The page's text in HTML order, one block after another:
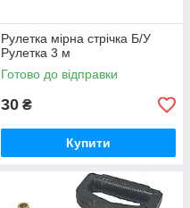
Рулетка мірна стрічка Б/У
Рулетка 3 м
Готово до відправки
30 ₴
Купити